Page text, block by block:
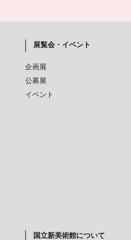
展覧会・イベント
企画展
公募展
イベント
国立新美術館について